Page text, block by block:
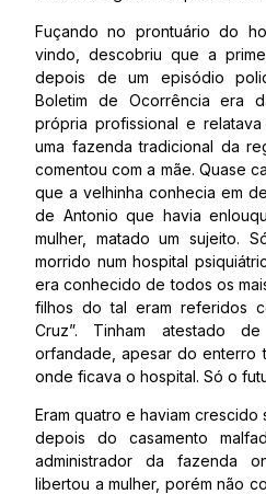
Fuçando no prontuário do
vindo, descobriu que a
depois de um episódio
Boletim de Ocorrência era
própria profissional e
uma fazenda tradicional da
comentou com a mãe. Quase
que a velhinha conhecia em
de Antonio que havia
mulher, matado um sujeito.
morrido num hospital
era conhecido de todos os
filhos do tal eram referidos
Cruz”. Tinham atestado
orfandade, apesar do enterro
onde ficava o hospital. Só o
Eram quatro e haviam crescido
depois do casamento
administrador da fazenda
libertou a mulher, porém não